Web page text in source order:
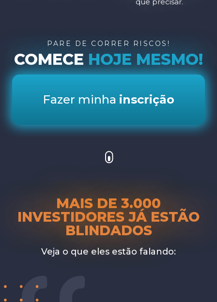
PARE DE CORRER RISCOS!
COMECE HOJE MESMO!
Fazer minha inscrição
MAIS DE 3.000
INVESTIDORES JÁ ESTÃO
BLINDADOS
Veja o que eles estão falando: